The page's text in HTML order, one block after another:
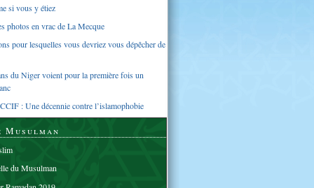
si vous y étiez
photos en vrac de La Mecque
pour lesquelles vous devriez vous dépêcher de
du Niger voient pour la première fois un
: Une décennie contre l’islamophobie
Musulman
du Musulman